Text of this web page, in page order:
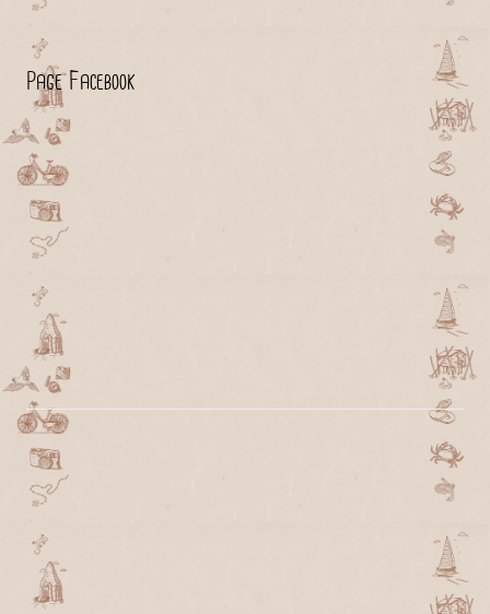
Page Facebook